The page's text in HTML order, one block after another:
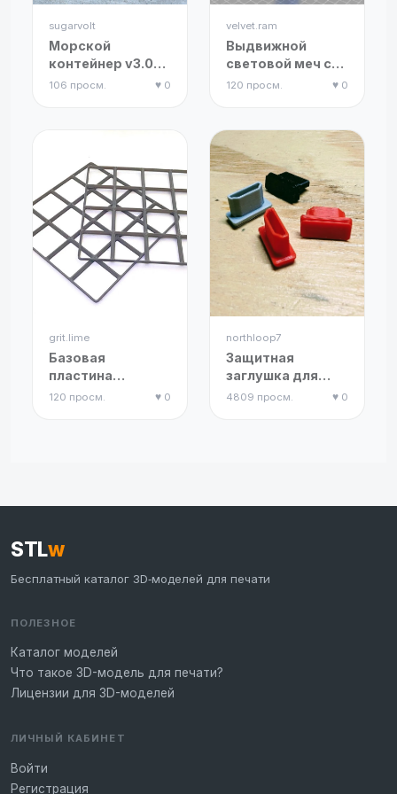
sugarvolt
Морской
контейнер v3.0
(Штабелируемый,
106 просм. ♥ 0
velvet.ram
Выдвижной
световой меч с
фиксатором
120 просм. ♥ 0
grit.lime
Базовая
пластина
Gridfinity:
120 просм. ♥ 0
northloop7
Защитная
заглушка для
HDMI порта
4809 просм. ♥ 0
STLw
Бесплатный каталог 3D‑моделей для печати
ПОЛЕЗНОЕ
Каталог моделей
Что такое 3D-модель для печати?
Лицензии для 3D-моделей
ЛИЧНЫЙ КАБИНЕТ
Войти
Регистрация